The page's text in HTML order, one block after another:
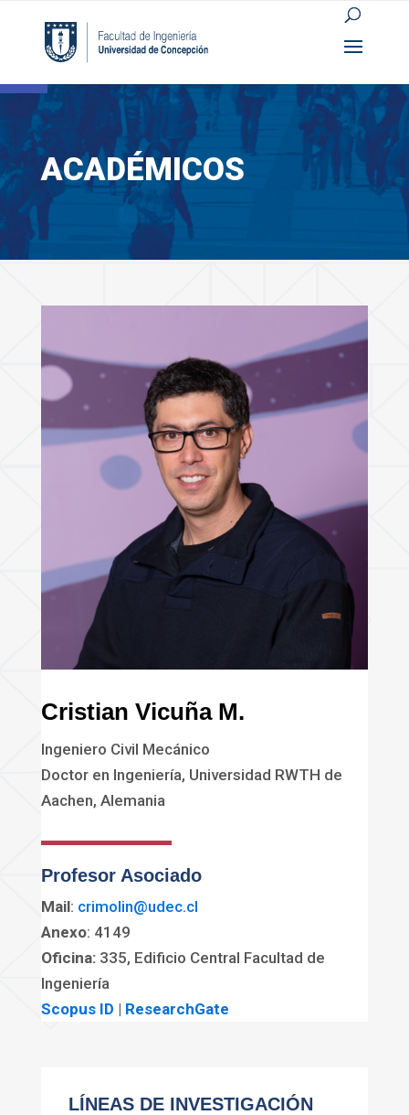
Open toolbar
ACADÉMICOS
Cristian Vicuña M.
Ingeniero Civil Mecánico
Doctor en Ingeniería, Universidad RWTH de
Aachen, Alemania
Profesor Asociado
Mail: crimolin@udec.cl
Anexo: 4149
Oficina:335, Edificio Central Facultad de
Ingeniería
Scopus ID | ResearchGate
LÍNEAS DE INVESTIGACIÓN